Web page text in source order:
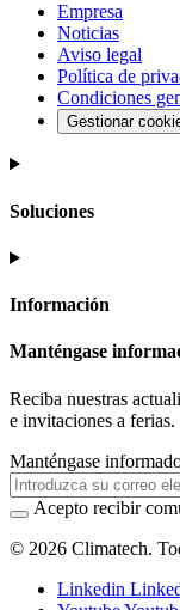
Empresa
Noticias
Aviso legal
Política de
Condiciones
Gestionar
Soluciones
Información
Manténgase
Reciba nuestras
e invitaciones a ferias.
Manténgase
Acepto recibir
© 2026 Climatech.
Linkedin